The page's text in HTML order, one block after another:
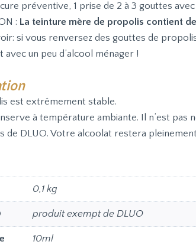
préventive, 1 prise de 2 à 3 gouttes
: La teinture mère de propolis contient
si vous renversez des gouttes de
avec un peu d’alcool ménager !
est extrêmement stable.
à température ambiante. Il n’est pas
de DLUO. Votre alcoolat restera
0,1 kg
produit exempt de DLUO
10ml